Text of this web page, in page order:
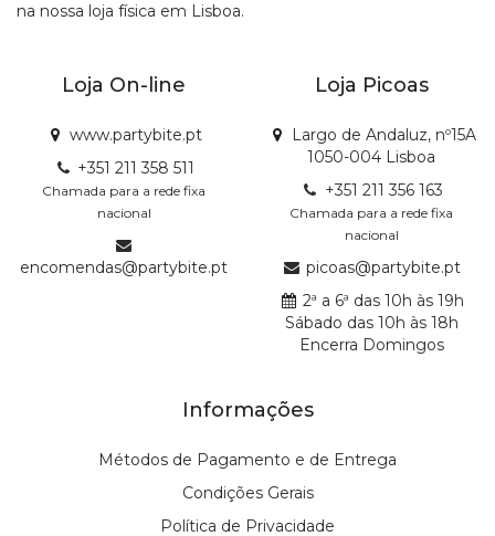
na nossa loja física em Lisboa.
Loja On-line
www.partybite.pt
+351 211 358 511
Chamada para a rede fixa
nacional
encomendas@partybite.pt
Loja Picoas
Largo de Andaluz, nº15A
1050-004 Lisboa
+351 211 356 163
Chamada para a rede fixa
nacional
picoas@partybite.pt
2ª a 6ª das 10h às 19h
Sábado das 10h às 18h
Encerra Domingos
Informações
Métodos de Pagamento e de Entrega
Condições Gerais
Política de Privacidade